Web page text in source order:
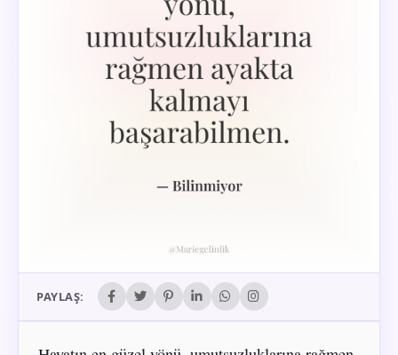
PAYLAŞ: